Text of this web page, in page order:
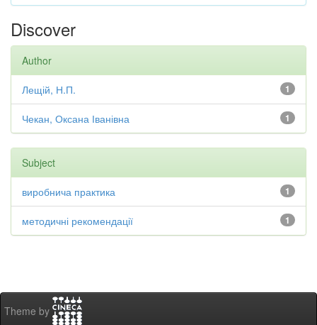
Discover
Author
1
Лещій, Н.П.
1
Чекан, Оксана Іванівна
Subject
1
виробнича практика
1
методичні рекомендації
Theme by